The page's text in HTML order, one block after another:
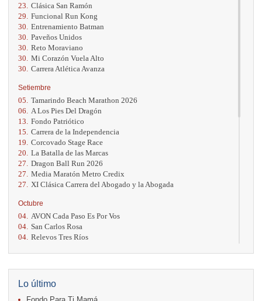
23. Clásica San Ramón
29. Funcional Run Kong
30. Entrenamiento Batman
30. Paveños Unidos
30. Reto Moraviano
30. Mi Corazón Vuela Alto
30. Carrera Atlética Avanza
Setiembre
05. Tamarindo Beach Marathon 2026
06.
A Los Pies Del Dragón
13. Fondo Patriótico
15. Carrera de la Independencia
19. Corcovado Stage Race
20. La Batalla de las Marcas
27. Dragon Ball Run 2026
27. Media Maratón Metro Credix
27.
XI Clásica Carrera del Abogado y la Abogada
Octubre
04. AVON Cada Paso Es Por Vos
04. San Carlos Rosa
04. Relevos Tres Ríos
17. Caribe Paradise Run
18.
Casa Turire Trail Run
18. Warriors Run Circuit
Lo último